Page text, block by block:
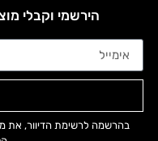
הירשמי וקבלי
בהרשמה לרשימת הדיוור, את